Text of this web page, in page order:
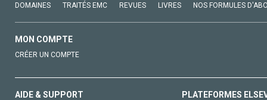
DOMAINES TRAITÉS EMC REVUES LIVRES NOS FORMULES
MON COMPTE
CRÉER UN COMPTE
AIDE & SUPPORT PLATEFORMES